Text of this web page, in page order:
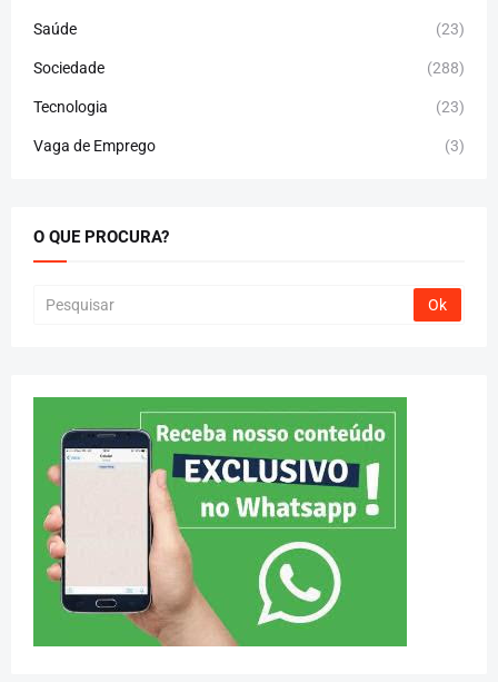
Saúde (23)
Sociedade (288)
Tecnologia (23)
Vaga de Emprego (3)
O QUE PROCURA?